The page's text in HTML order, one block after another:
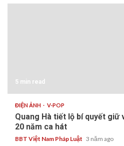
5 min read
ĐIỆN ẢNH V-POP
Quang Hà tiết lộ bí quyết
20 năm ca hát
BBT Việt Nam Pháp Luật 3 năm ago